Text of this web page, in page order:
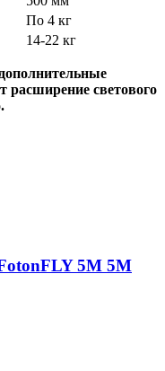
По 4 кг
14-22 кг
расширение светового
FotonFLY 5М 5М